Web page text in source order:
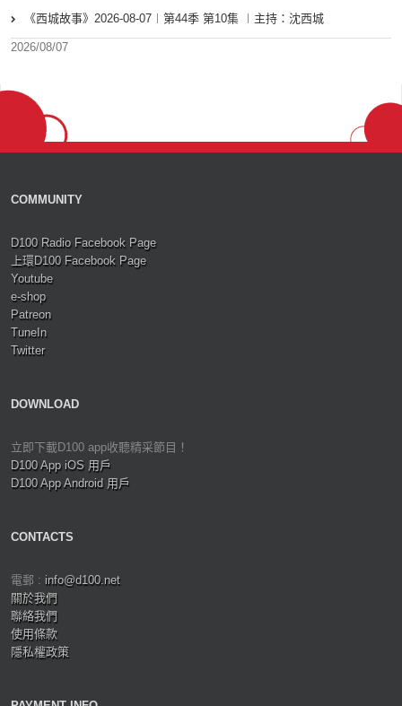
《西城故事》2026-08-07︱第44季 第10集 ︱主持：沈西城
2026/08/07
COMMUNITY
D100 Radio Facebook Page
上環D100 Facebook Page
Youtube
e-shop
Patreon
TuneIn
Twitter
DOWNLOAD
立即下載D100 app收聽精采節目！
D100 App iOS 用戶
D100 App Android 用戶
CONTACTS
電郵 : info@d100.net
關於我們
聯絡我們
使用條款
隱私權政策